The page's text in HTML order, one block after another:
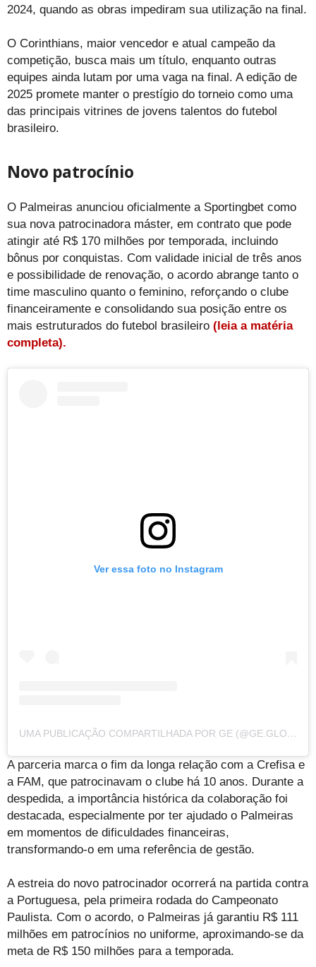
2024, quando as obras impediram sua utilização na final.
O Corinthians, maior vencedor e atual campeão da
competição, busca mais um título, enquanto outras
equipes ainda lutam por uma vaga na final. A edição de
2025 promete manter o prestígio do torneio como uma
das principais vitrines de jovens talentos do futebol
brasileiro.
Novo patrocínio
O Palmeiras anunciou oficialmente a Sportingbet como
sua nova patrocinadora máster, em contrato que pode
atingir até R$ 170 milhões por temporada, incluindo
bônus por conquistas. Com validade inicial de três anos
e possibilidade de renovação, o acordo abrange tanto o
time masculino quanto o feminino, reforçando o clube
financeiramente e consolidando sua posição entre os
mais estruturados do futebol brasileiro (leia a matéria
completa).
Ver essa foto no Instagram
UMA PUBLICAÇÃO COMPARTILHADA POR GE (@GE.GLOBO)
A parceria marca o fim da longa relação com a Crefisa e
a FAM, que patrocinavam o clube há 10 anos. Durante a
despedida, a importância histórica da colaboração foi
destacada, especialmente por ter ajudado o Palmeiras
em momentos de dificuldades financeiras,
transformando-o em uma referência de gestão.
A estreia do novo patrocinador ocorrerá na partida contra
a Portuguesa, pela primeira rodada do Campeonato
Paulista. Com o acordo, o Palmeiras já garantiu R$ 111
milhões em patrocínios no uniforme, aproximando-se da
meta de R$ 150 milhões para a temporada.